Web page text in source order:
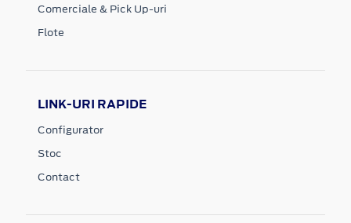
Comerciale & Pick Up-uri
Flote
LINK-URI RAPIDE
Configurator
Stoc
Contact